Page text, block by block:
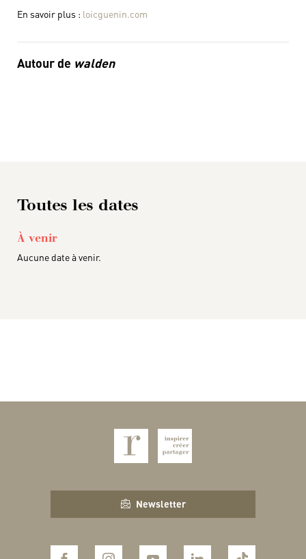
En savoir plus : loicguenin.com
Autour de walden
Toutes les dates
À venir
Aucune date à venir.
Newsletter